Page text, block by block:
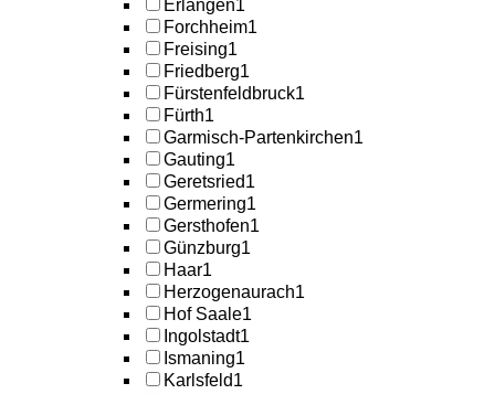
Erlangen1
Forchheim1
Freising1
Friedberg1
Fürstenfeldbruck1
Fürth1
Garmisch-Partenkirchen1
Gauting1
Geretsried1
Germering1
Gersthofen1
Günzburg1
Haar1
Herzogenaurach1
Hof Saale1
Ingolstadt1
Ismaning1
Karlsfeld1